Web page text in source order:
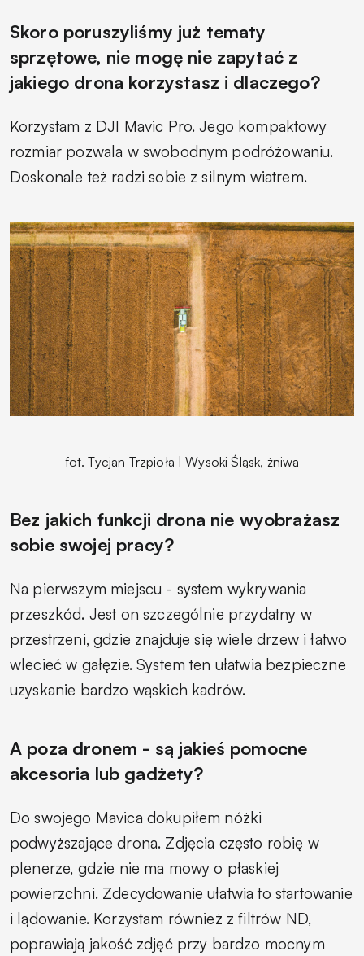
Skoro poruszyliśmy już tematy
sprzętowe, nie mogę nie zapytać z
jakiego drona korzystasz i dlaczego?
Korzystam z DJI Mavic Pro. Jego kompaktowy
rozmiar pozwala w swobodnym podróżowaniu.
Doskonale też radzi sobie z silnym wiatrem.
fot. Tycjan Trzpioła | Wysoki Śląsk, żniwa
Bez jakich funkcji drona nie wyobrażasz
sobie swojej pracy?
Na pierwszym miejscu - system wykrywania
przeszkód. Jest on szczególnie przydatny w
przestrzeni, gdzie znajduje się wiele drzew i łatwo
wlecieć w gałęzie. System ten ułatwia bezpieczne
uzyskanie bardzo wąskich kadrów.
A poza dronem - są jakieś pomocne
akcesoria lub gadżety?
Do swojego Mavica dokupiłem nóżki
podwyższające drona. Zdjęcia często robię w
plenerze, gdzie nie ma mowy o płaskiej
powierzchni. Zdecydowanie ułatwia to startowanie
i lądowanie. Korzystam również z filtrów ND,
poprawiają jakość zdjęć przy bardzo mocnym